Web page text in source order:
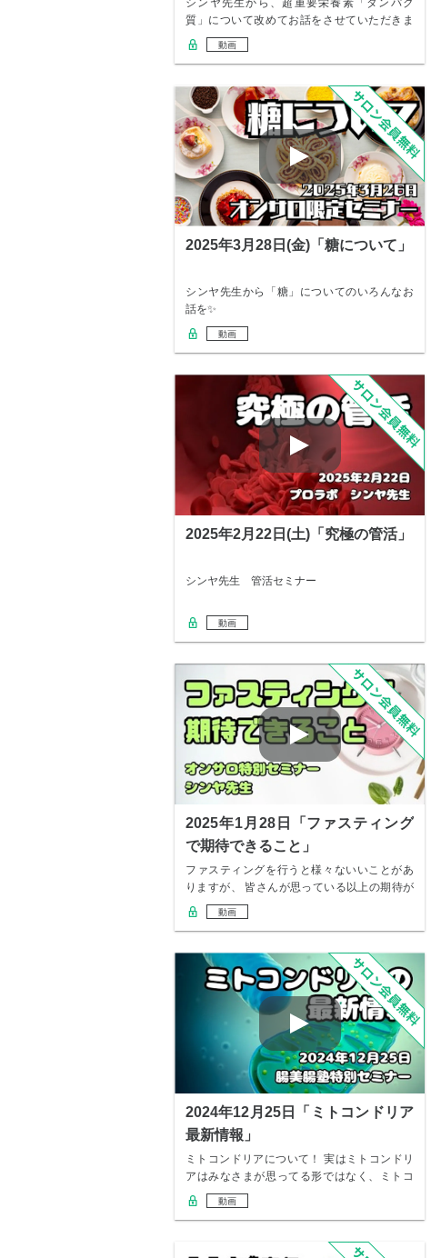
シンヤ先生から、超重要栄養素「タンパク
質」について改めてお話をさせていただきま
した！
動画
2025年3月28日(金)「糖について」
シンヤ先生から「糖」についてのいろんなお
話を✨
動画
2025年2月22日(土)「究極の管活」
シンヤ先生 管活セミナー
動画
2025年1月28日「ファスティング
で期待できること」
ファスティングを行うと様々ないいことがあ
りますが、 皆さんが思っている以上の期待が
できるも…
動画
2024年12月25日「ミトコンドリア
最新情報」
ミトコンドリアについて！ 実はミトコンドリ
アはみなさまが思ってる形ではなく、ミトコ
ンドリア…
動画